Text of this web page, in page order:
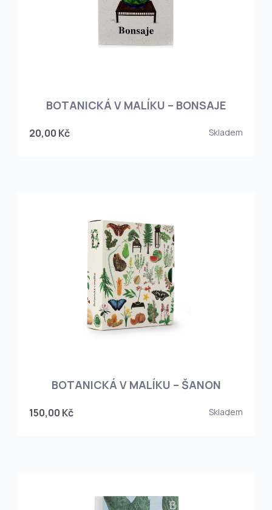
BOTANICKÁ V MALÍKU – BONSAJE
20,00 Kč Skladem
BOTANICKÁ V MALÍKU – ŠANON
150,00 Kč Skladem